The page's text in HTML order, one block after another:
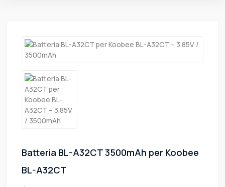
Batteria BL-A32CT 3500mAh per Koobee
BL-A32CT